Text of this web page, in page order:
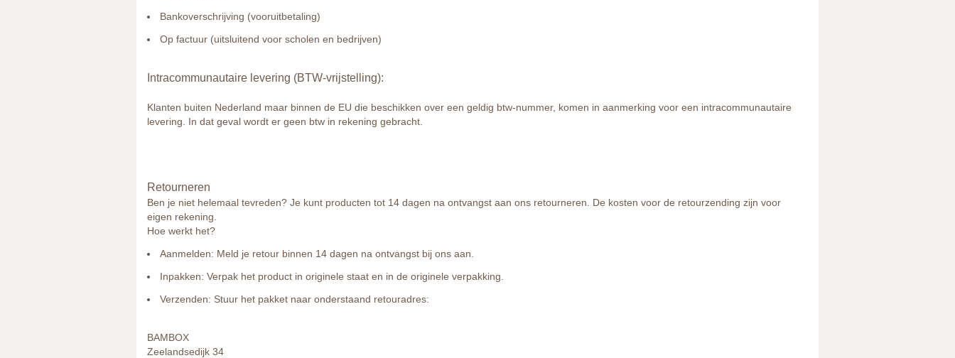
Bankoverschrijving (vooruitbetaling)
Op factuur (uitsluitend voor scholen en bedrijven)
Intracommunautaire levering (BTW-vrijstelling):
Klanten buiten Nederland maar binnen de EU die beschikken over een geldig btw-nummer, komen in aanmerking voor een intracommunautaire
levering. In dat geval wordt er geen btw in rekening gebracht.
Retourneren
Ben je niet helemaal tevreden? Je kunt producten tot 14 dagen na ontvangst aan ons retourneren. De kosten voor de retourzending zijn voor
eigen rekening.
Hoe werkt het?
Aanmelden: Meld je retour binnen 14 dagen na ontvangst bij ons aan.
Inpakken: Verpak het product in originele staat en in de originele verpakking.
Verzenden: Stuur het pakket naar onderstaand retouradres:
BAMBOX
Zeelandsedijk 34